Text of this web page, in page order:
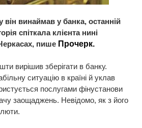
він винаймав у банка, останній
спіткала клієнта нині
пише Прочерк.
вирішив зберігати в банку.
ситуацію в країні й уклав
послугами фінустанови
заощаджень. Невідомо, як з його